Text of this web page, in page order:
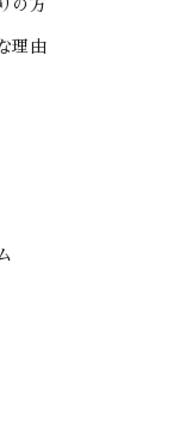
の方
理由